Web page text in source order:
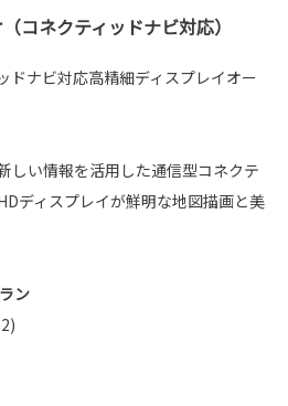
コネクティッドナビ対応）
ドナビ対応高精細ディスプレイオー
しい情報を活用した通信型コネクテ
ディスプレイが鮮明な地図描画と美
ン